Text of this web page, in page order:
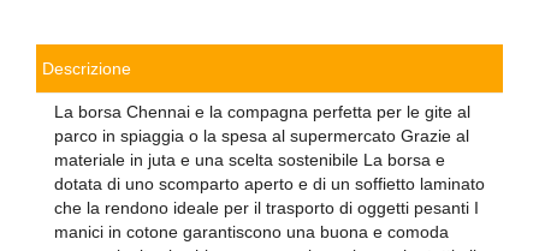
Descrizione
La borsa Chennai e la compagna perfetta per le gite al
parco in spiaggia o la spesa al supermercato Grazie al
materiale in juta e una scelta sostenibile La borsa e
dotata di uno scomparto aperto e di un soffietto laminato
che la rendono ideale per il trasporto di oggetti pesanti I
manici in cotone garantiscono una buona e comoda